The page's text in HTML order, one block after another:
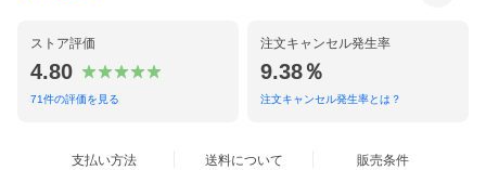
ストア評価
4.80
71件の評価を見る
注文キャンセル発生率
9.38％
注文キャンセル発生率とは？
支払い方法 送料について 販売条件